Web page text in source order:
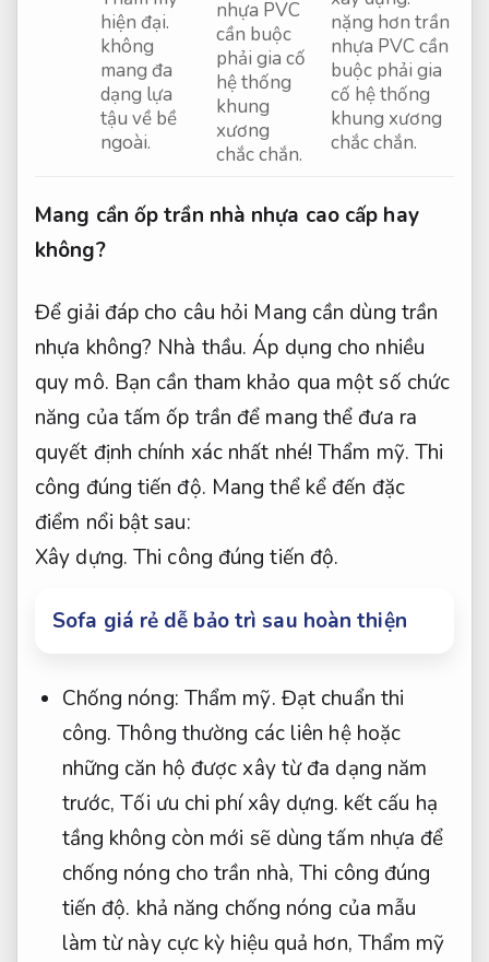
hiện đại.
không
mang đa
dạng lựa
tậu về bề
ngoài.
nhựa PVC
cần buộc
phải gia cố
hệ thống
khung
xương
chắc chắn.
nặng hơn trần
nhựa PVC cần
buộc phải gia
cố hệ thống
khung xương
chắc chắn.
Mang cần ốp trần nhà nhựa cao cấp hay
không?
Để giải đáp cho câu hỏi Mang cần dùng trần
nhựa không? Nhà thầu. Áp dụng cho nhiều
quy mô. Bạn cần tham khảo qua một số chức
năng của tấm ốp trần để mang thể đưa ra
quyết định chính xác nhất nhé!Thẩm mỹ. Thi
công đúng tiến độ. Mang thể kể đến đặc
điểm nổi bật sau:
Xây dựng. Thi công đúng tiến độ.
Sofa giá rẻ dễ bảo trì sau hoàn thiện
Chống nóng: Thẩm mỹ. Đạt chuẩn thi
công. Thông thường các liên hệ hoặc
những căn hộ được xây từ đa dạng năm
trước,Tối ưu chi phí xây dựng. kết cấu hạ
tầng không còn mới sẽ dùng tấm nhựa để
chống nóng cho trần nhà,Thi công đúng
tiến độ. khả năng chống nóng của mẫu
làm từ này cực kỳ hiệu quả hơn, Thẩm mỹ